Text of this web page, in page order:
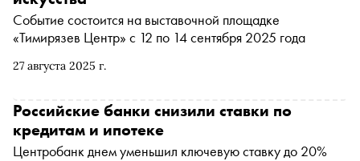
27 августа 2025 г.
Событие состоится на выставочной площадке
«Тимирязев Центр» с 12 по 14 сентября 2025 года
Российские банки снизили ставки по
кредитам и ипотеке
Центробанк днем уменьшил ключевую ставку до 20%